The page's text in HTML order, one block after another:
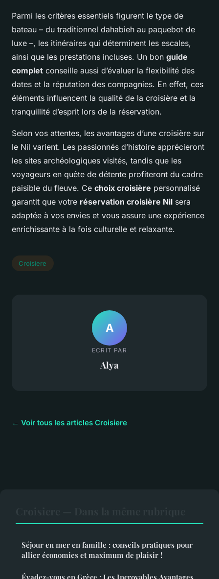
Parmi les critères essentiels figurent le type de
bateau – du traditionnel dahabieh au paquebot de
luxe –, les itinéraires qui déterminent les escales,
ainsi que les prestations incluses. Un bon guide
complet conseille aussi d’évaluer la flexibilité des
dates et la réputation des compagnies. En effet, ces
éléments influencent la qualité de la croisière et la
tranquillité d’esprit lors de la réservation.
Selon vos attentes, les avantages d’une croisière sur
le Nil varient. Les passionnés d’histoire apprécieront
les sites archéologiques visités, tandis que les
voyageurs en quête de détente profiteront du cadre
paisible du fleuve. Ce choix croisière personnalisé
garantit que votre réservation croisière Nil sera
adaptée à vos envies et vous assure une expérience
enrichissante à la fois culturelle et relaxante.
Croisiere
A
ECRIT PAR
Alya
← Voir tous les articles Croisiere
Séjour en mer en famille : conseils pratiques pour
allier économies et maximum de plaisir !